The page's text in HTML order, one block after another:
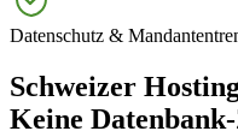
Datenschutz &
Schweizer
Keine